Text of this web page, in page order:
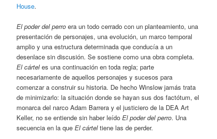
House.
El poder del perro era un todo cerrado con un planteamiento, una
presentación de personajes, una evolución, un marco temporal
amplio y una estructura determinada que conducía a un
desenlace sin discusión. Se sostiene como una obra completa.
El cárteles una continuación en toda regla; parte
necesariamente de aquellos personajes y sucesos para
comenzar a construir su historia. De hecho Winslow jamás trata
de minimizarlo: la situación donde se hayan sus dos factótum, el
monarca del narco Adam Barrera y el justiciero de la DEA Art
Keller, no se entiende sin haber leídoEl poder del perro. Una
secuencia en la queEl cárteltiene las de perder.